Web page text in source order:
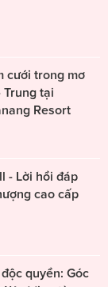
cưới trong mơ
Trung tại
Resort
- Lời hồi đáp
cao cấp
quyền: Góc